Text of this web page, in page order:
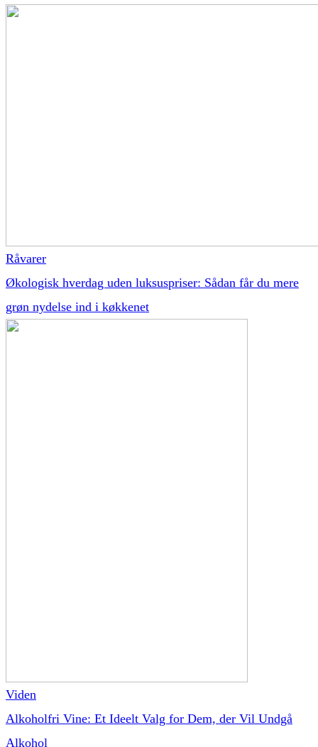
Råvarer
Økologisk hverdag uden luksuspriser: Sådan får du mere
grøn nydelse ind i køkkenet
Viden
Alkoholfri Vine: Et Ideelt Valg for Dem, der Vil Undgå
Alkohol